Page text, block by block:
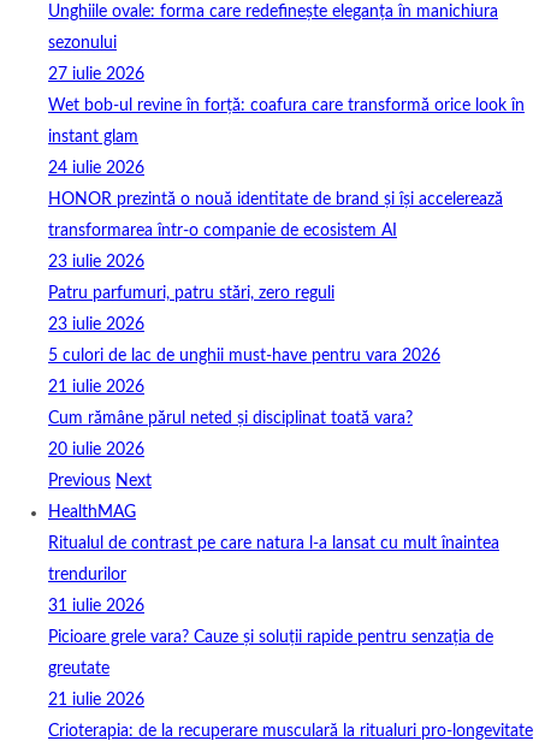
Unghiile ovale: forma care redefinește eleganța în manichiura
sezonului
27 iulie 2026
Wet bob-ul revine în forță: coafura care transformă orice look în
instant glam
24 iulie 2026
HONOR prezintă o nouă identitate de brand și își accelerează
transformarea într-o companie de ecosistem AI
23 iulie 2026
Patru parfumuri, patru stări, zero reguli
23 iulie 2026
5 culori de lac de unghii must‑have pentru vara 2026
21 iulie 2026
Cum rămâne părul neted și disciplinat toată vara?
20 iulie 2026
Previous Next
HealthMAG
Ritualul de contrast pe care natura l-a lansat cu mult înaintea
trendurilor
31 iulie 2026
Picioare grele vara? Cauze și soluții rapide pentru senzația de
greutate
21 iulie 2026
Crioterapia: de la recuperare musculară la ritualuri pro‑longevitate